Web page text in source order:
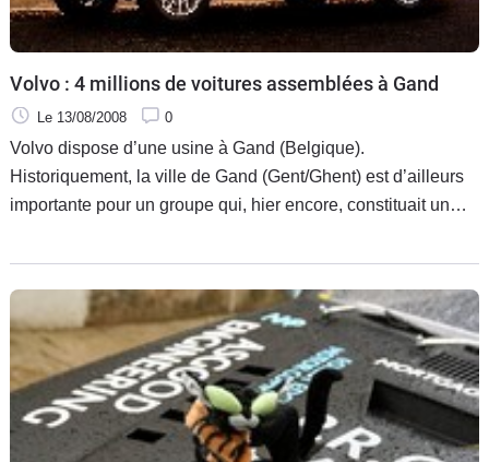
Volvo : 4 millions de voitures assemblées à Gand
Le 13/08/2008 0
Volvo dispose d’une usine à Gand (Belgique).
Historiquement, la ville de Gand (Gent/Ghent) est d’ailleurs
importante pour un groupe qui, hier encore, constituait un
et un fabricant